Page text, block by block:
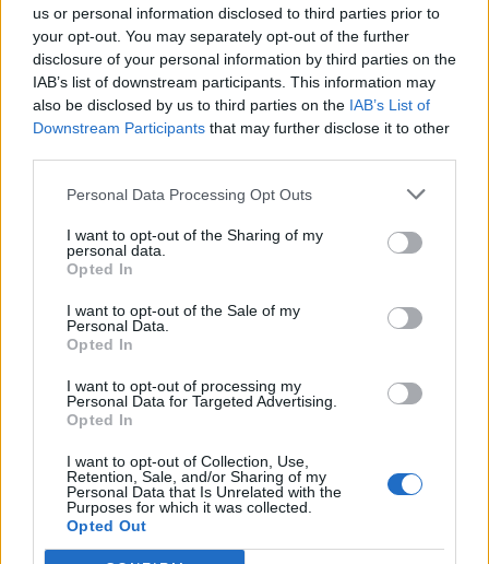
us or personal information disclosed to third parties prior to
your opt-out. You may separately opt-out of the further
disclosure of your personal information by third parties on the
IAB’s list of downstream participants. This information may
also be disclosed by us to third parties on the IAB’s List of
Downstream Participants that may further disclose it to other
Personal Data Processing Opt Outs
I want to opt-out of the Sharing of my
personal data.
Opted In
I want to opt-out of the Sale of my
Personal Data.
Opted In
I want to opt-out of processing my
Personal Data for Targeted Advertising.
Opted In
I want to opt-out of Collection, Use,
Retention, Sale, and/or Sharing of my
Personal Data that Is Unrelated with the
Purposes for which it was collected.
Opted Out
ΠΑΝΑΙΤΩΛΙΚΟΣ
Διαθέσιμες στη μπουτίκ και στο e-
shop της οι νέες εμφανίσεις (φωτο)
ΠΑΝΑΙΤΩΛΙΚΟΣ
«Η πιο ξεχωριστή ανοιχτή προπόνηση,
αξίζουν το σεβασμό μας όσοι
μερίμνησαν για το άγαλμα»
ΝΕΑ
ΠΑΝΑΙΤΩΛΙΚΟΣ
Παναιτωλικού, Κώστα Καμποσιώρα
ΠΑΝΑΙΤΩΛΙΚΟΣ
Ήττα στο φινάλε στη Λιβαδειά